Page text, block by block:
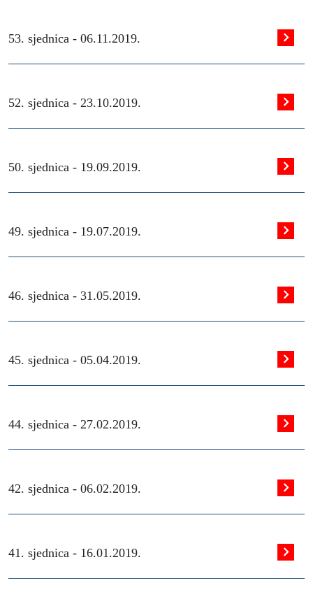
53. sjednica - 06.11.2019.
52. sjednica - 23.10.2019.
50. sjednica - 19.09.2019.
49. sjednica - 19.07.2019.
46. sjednica - 31.05.2019.
45. sjednica - 05.04.2019.
44. sjednica - 27.02.2019.
42. sjednica - 06.02.2019.
41. sjednica - 16.01.2019.